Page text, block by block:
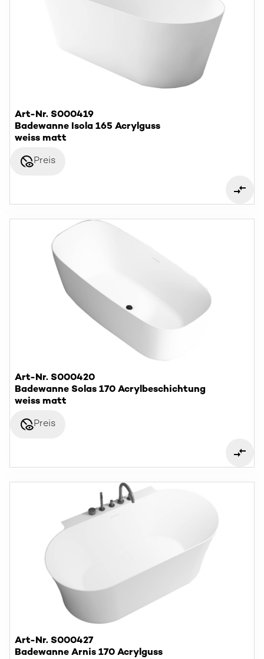
Art-Nr. S000419
Badewanne Isola 165 Acrylguss
weiss matt
disabled_visiblePreis
Art-Nr. S000420
Badewanne Solas 170 Acrylbeschichtung
weiss matt
disabled_visiblePreis
Art-Nr. S000427
Badewanne Arnis 170 Acrylguss